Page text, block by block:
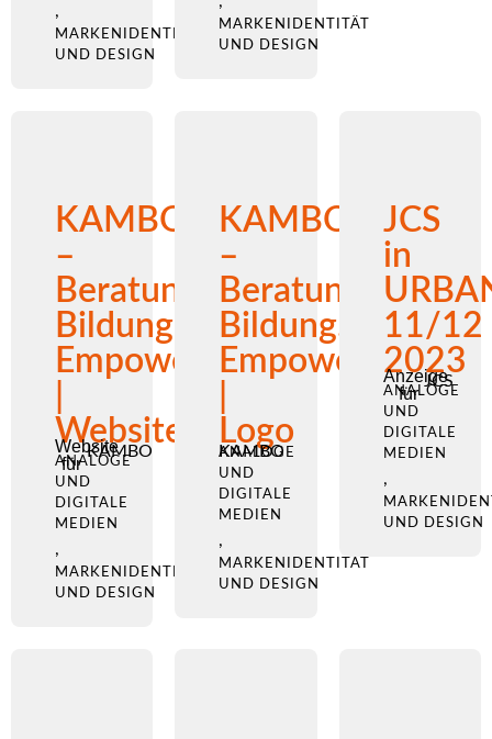
,
MARKENIDENTITÄT
UND DESIGN
MARKENIDENTITÄT
UND DESIGN
KAMBO
–
Beratung.
Bildung.
Empowerment.
Website
Website
für
KAMBO
ANALOGE
UND
DIGITALE
MEDIEN
,
MARKENIDENTITÄT
UND DESIGN
KAMBO
–
Beratung.
Bildung.
Empowerment.
Logo
KAMBO
ANALOGE
UND
DIGITALE
MEDIEN
,
MARKENIDENTITÄT
UND DESIGN
JCS
in
11/12
2023
Anzeige
für
JCS
ANALOGE
UND
DIGITALE
MEDIEN
,
UND DESIGN